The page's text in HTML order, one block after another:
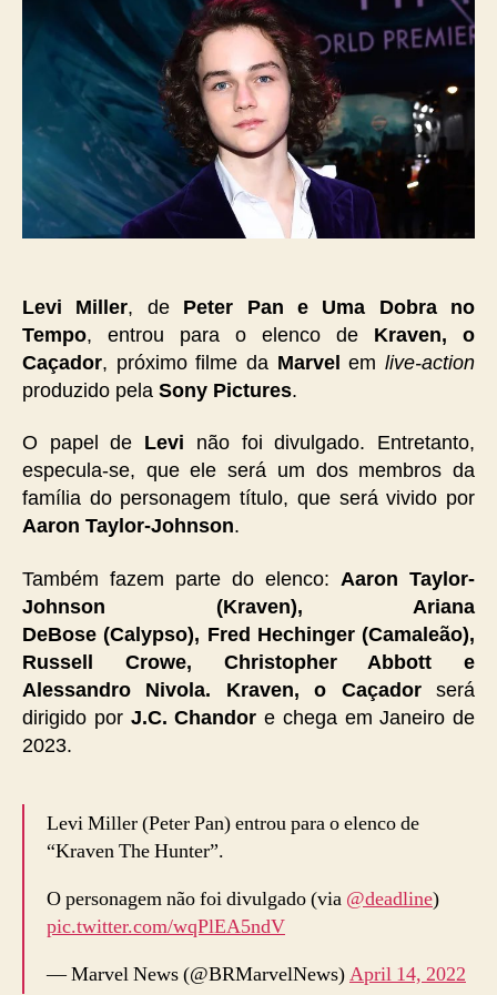
para
o
Kraven,
o
Caçador
Levi Miller, de Peter Pan e Uma Dobra no
Tempo, entrou para o elenco de Kraven, o
Caçador, próximo filme da Marvel emlive-action
produzido pela Sony Pictures.
O papel de Levi não foi divulgado. Entretanto,
especula-se, que ele será um dos membros da
família do personagem título, que será vivido por
Aaron Taylor-Johnson.
Também fazem parte do elenco: Aaron Taylor-
Johnson (Kraven), Ariana
DeBose (Calypso), Fred Hechinger (Camaleão),
Russell Crowe, Christopher Abbott e
Alessandro Nivola. Kraven, o Caçadorserá
dirigido porJ.C. Chandor e chega em Janeiro de
2023.
Levi Miller (Peter Pan) entrou para o elenco de
“Kraven The Hunter”.
O personagem não foi divulgado (via @deadline)
pic.twitter.com/wqPlEA5ndV
— Marvel News (@BRMarvelNews)April 14, 2022